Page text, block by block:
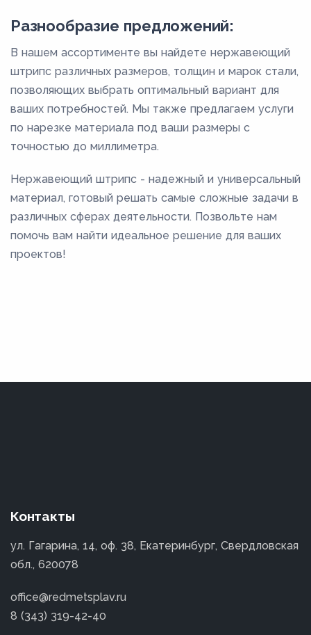
Разнообразие предложений:
В нашем ассортименте вы найдете нержавеющий
штрипс различных размеров, толщин и марок стали,
позволяющих выбрать оптимальный вариант для
ваших потребностей. Мы также предлагаем услуги
по нарезке материала под ваши размеры с
точностью до миллиметра.
Нержавеющий штрипс - надежный и универсальный
материал, готовый решать самые сложные задачи в
различных сферах деятельности. Позвольте нам
помочь вам найти идеальное решение для ваших
проектов!
Контакты
ул. Гагарина, 14, оф. 38, Екатеринбург, Свердловская
обл., 620078
office@redmetsplav.ru
8 (343) 319-42-40